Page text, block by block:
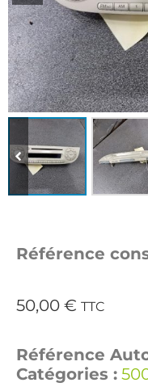
Référence
50,00 € TTC
Référence
Catégories :